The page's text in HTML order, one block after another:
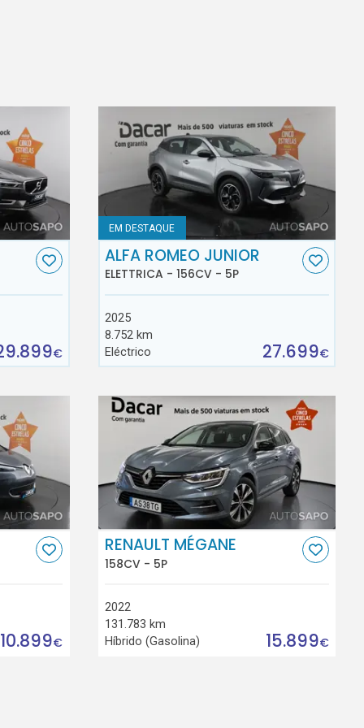
€
EM DESTAQUE
ALFA ROMEO JUNIOR
ELETTRICA - 156CV - 5P
2025
8.752 km
Eléctrico
27.699€
10.899€
RENAULT MÉGANE
158CV - 5P
2022
131.783 km
Híbrido (Gasolina)
15.899€